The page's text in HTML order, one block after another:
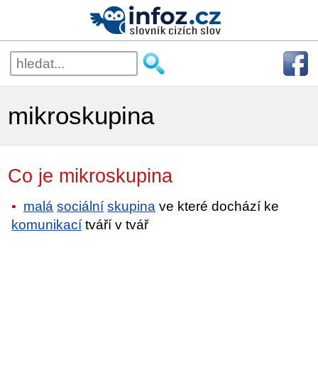
mikroskupina
Co je mikroskupina
malá sociální skupina ve které dochází ke
komunikací tváří v tvář